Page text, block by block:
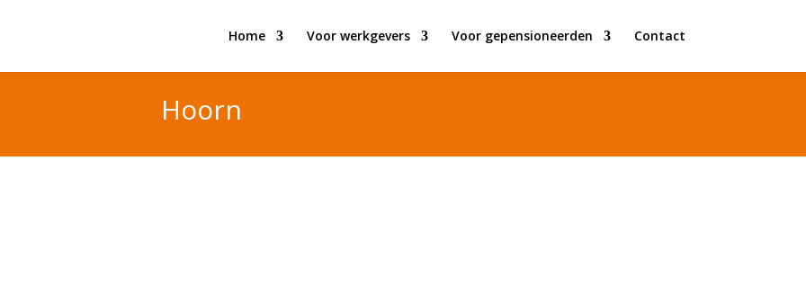
Home Voor werkgevers Voor gepensioneerden Contact
Hoorn